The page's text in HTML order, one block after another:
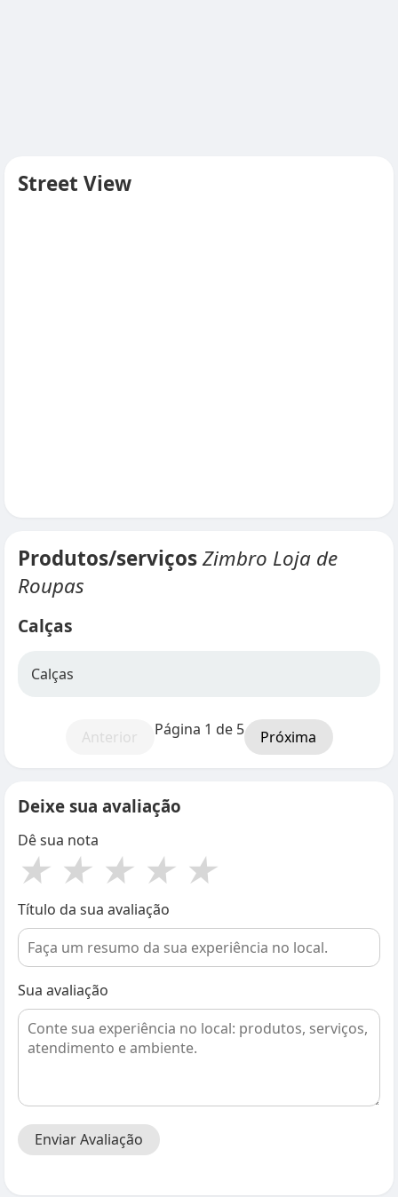
Street View
Produtos/serviçosZimbro Loja de
Roupas
Calças
Calças
Anterior Página 1 de 5 Próxima
Deixe sua avaliação
Dê sua nota
★ ★ ★ ★ ★
Título da sua avaliação
Sua avaliação
Enviar Avaliação